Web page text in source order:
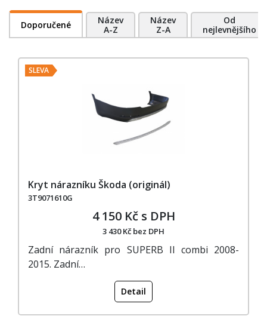
Doporučené
Název
A-Z
Název
Z-A
Od
nejlevnějšího
SLEVA
Kryt nárazníku Škoda (originál)
3T9071610G
4 150 Kč s DPH
3 430 Kč bez DPH
Zadní nárazník pro SUPERB II combi 2008-
2015. Zadní…
Detail